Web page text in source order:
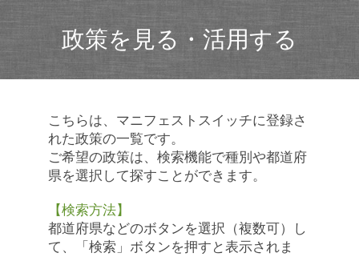
政策を見る・活用する
こちらは、マニフェストスイッチに登録さ
れた政策の一覧です。
ご希望の政策は、検索機能で種別や都道府
県を選択して探すことができます。
【検索方法】
都道府県などのボタンを選択（複数可）し
て、「検索」ボタンを押すと表示されま